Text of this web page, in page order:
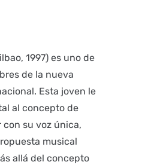
1997) es uno de
de la nueva
Esta joven le
al concepto de
su voz única,
musical
allá del concepto